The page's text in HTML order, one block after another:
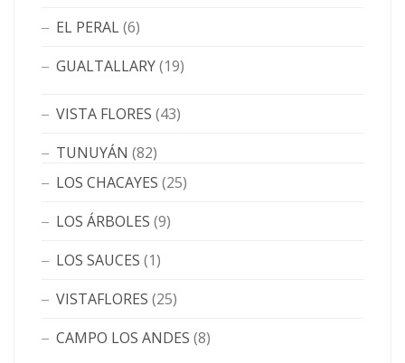
EL PERAL(6)
GUALTALLARY(19)
VISTA FLORES (43)
TUNUYÁN (82)
LOS CHACAYES (25)
LOS ÁRBOLES (9)
LOS SAUCES (1)
VISTAFLORES (25)
CAMPO LOS ANDES (8)